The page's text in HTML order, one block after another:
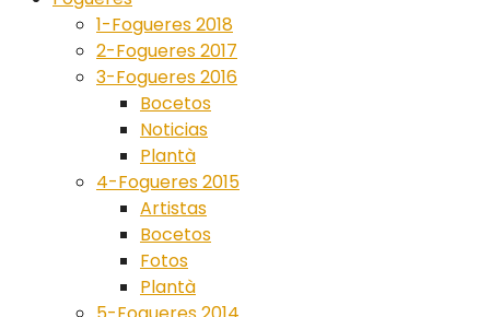
1-Fogueres 2018
2-Fogueres 2017
3-Fogueres 2016
Bocetos
Noticias
Plantà
4-Fogueres 2015
Artistas
Bocetos
Fotos
Plantà